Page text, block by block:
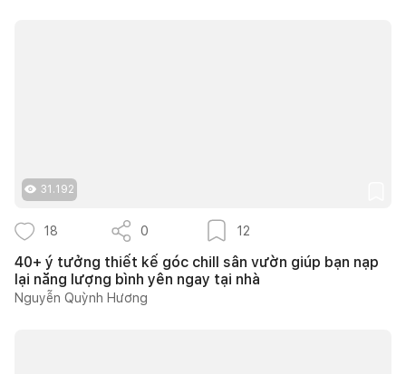
31.192
18 0 12
40+ ý tưởng thiết kế góc chill sân vườn giúp bạn nạp
lại năng lượng bình yên ngay tại nhà
Nguyễn Quỳnh Hương